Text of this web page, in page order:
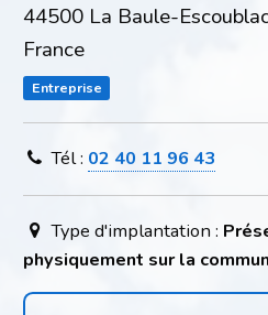
44500 La Baule-
France
Entreprise
Tél : 02 40 11 96 43
Type d'implantation :
physiquement sur la